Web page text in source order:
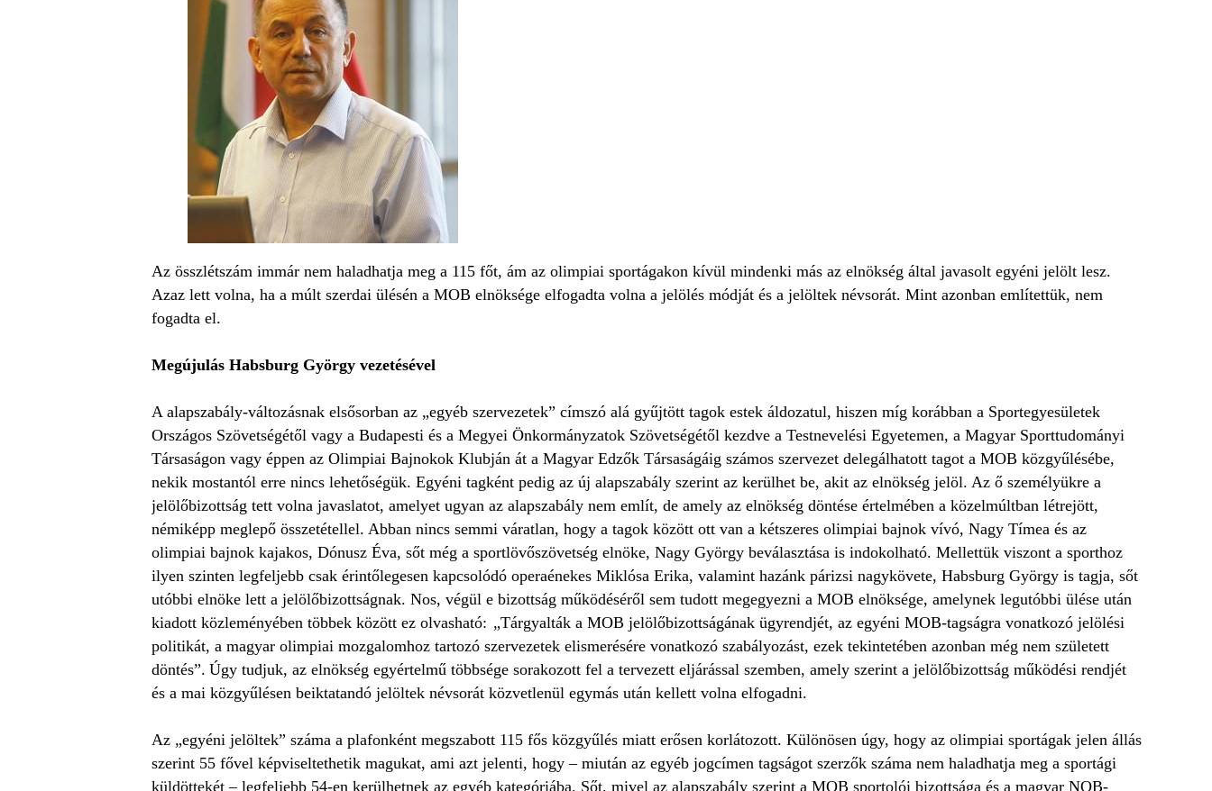
Az összlétszám immár nem haladhatja meg a 115 főt, ám az olimpiai sportágakon kívül mindenki más az elnökség által javasolt egyéni jelölt lesz.
Azaz lett volna, ha a múlt szerdai ülésén a MOB elnöksége elfogadta volna a jelölés módját és a jelöltek névsorát. Mint azonban említettük, nem
fogadta el.
Megújulás Habsburg György vezetésével
A alapszabály-változásnak elsősorban az „egyéb szervezetek” címszó alá gyűjtött tagok estek áldozatul, hiszen míg korábban a Sport­egyesületek
Országos Szövetségétől vagy a Budapesti és a Megyei Önkormányzatok Szövetségétől kezdve a Testnevelési Egyetemen, a Magyar Sporttudományi
Társaságon vagy éppen az Olimpiai Bajnokok Klubján át a Magyar Edzők Társaságáig számos szervezet delegálhatott tagot a MOB közgyűlésébe,
nekik mostantól erre nincs lehetőségük. Egyéni tagként pedig az új alapszabály szerint az kerülhet be, akit az elnökség jelöl. Az ő személyükre a
jelölőbizottság tett volna javaslatot, amelyet ugyan az alapszabály nem említ, de amely az elnökség döntése értelmében a közelmúltban létrejött,
némiképp meglepő összetétellel. Abban nincs semmi váratlan, hogy a tagok között ott van a kétszeres olimpiai bajnok vívó, Nagy Tímea és az
olimpiai bajnok kajakos, Dónusz Éva, sőt még a sportlövőszövetség elnöke, Nagy György beválasztása is indokolható. Mellettük viszont a sporthoz
ilyen szinten legfeljebb csak érintőlegesen kapcsolódó operaénekes Miklósa Erika, valamint hazánk párizsi nagykövete, Habsburg György is tagja, sőt
utóbbi elnöke lett a jelölőbizottságnak. Nos, végül e bizottság működéséről sem tudott megegyezni a MOB elnöksége, amelynek legutóbbi ülése után
kiadott közleményében többek között ez olvasható: „Tárgyalták a MOB jelölőbizottságának ügyrendjét, az egyéni MOB-tagságra vonatkozó jelölési
politikát, a magyar olimpiai mozgalomhoz tartozó szervezetek elismerésére vonatkozó szabályozást, ezek tekintetében azonban még nem született
döntés”. Úgy tudjuk, az elnökség egyértelmű többsége sorakozott fel a tervezett eljárással szemben, amely szerint a jelölőbizottság működési rendjét
és a mai közgyűlésen beiktatandó jelöltek névsorát közvetlenül egymás után kellett volna elfogadni.
Az „egyéni jelöltek” száma a plafonként megszabott 115 fős közgyűlés miatt erősen korlátozott. Különösen úgy, hogy az olimpiai sportágak jelen állás
szerint 55 fővel képviseltethetik magukat, ami azt jelenti, hogy – miután az egyéb jogcímen tagságot szerzők száma nem haladhatja meg a sportági
küldöttekét – legfeljebb 54-en kerülhetnek az egyéb kategóriába. Sőt, mivel az alapszabály szerint a MOB sportolói bizottsága és a magyar NOB-